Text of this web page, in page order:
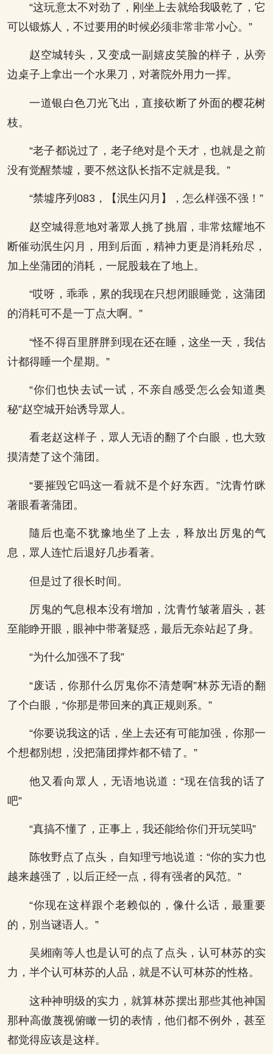
“这玩意太不对劲了，刚坐上去就给我吸乾了，它
可以锻炼人，不过要用的时候必须非常非常小心。”
赵空城转头，又变成一副嬉皮笑脸的样子，从旁
边桌子上拿出一个水果刀，对著院外用力一挥。
一道银白色刀光飞出，直接砍断了外面的樱花树
枝。
“老子都说过了，老子绝对是个天才，也就是之前
没有觉醒禁墟，要不然这队长指不定就是我。”
“禁墟序列083，【泯生闪月】，怎么样强不强！”
赵空城得意地对著眾人挑了挑眉，非常炫耀地不
断催动泯生闪月，用到后面，精神力更是消耗殆尽，
加上坐蒲团的消耗，一屁股栽在了地上。
“哎呀，乖乖，累的我现在只想闭眼睡觉，这蒲团
的消耗可不是一丁点大啊。”
“怪不得百里胖胖到现在还在睡，这坐一天，我估
计都得睡一个星期。”
“你们也快去试一试，不亲自感受怎么会知道奥
秘”赵空城开始诱导眾人。
看老赵这样子，眾人无语的翻了个白眼，也大致
摸清楚了这个蒲团。
“要摧毁它吗这一看就不是个好东西。”沈青竹眯
著眼看著蒲团。
隨后也毫不犹豫地坐了上去，释放出厉鬼的气
息，眾人连忙后退好几步看著。
但是过了很长时间。
厉鬼的气息根本没有增加，沈青竹皱著眉头，甚
至能睁开眼，眼神中带著疑惑，最后无奈站起了身。
“为什么加强不了我”
“废话，你那什么厉鬼你不清楚啊”林苏无语的翻
了个白眼，“你那是带回来的真正规则系。”
“你要说我这的话，坐上去还有可能加强，你那一
个想都別想，没把蒲团撑炸都不错了。”
他又看向眾人，无语地说道：“现在信我的话了
吧”
“真搞不懂了，正事上，我还能给你们开玩笑吗”
陈牧野点了点头，自知理亏地说道：“你的实力也
越来越强了，以后正经一点，得有强者的风范。”
“你现在这样跟个老赖似的，像什么话，最重要
的，別当谜语人。”
吴緗南等人也是认可的点了点头，认可林苏的实
力，半个认可林苏的人品，就是不认可林苏的性格。
这种神明级的实力，就算林苏摆出那些其他神国
那种高傲蔑视俯瞰一切的表情，他们都不例外，甚至
都觉得应该是这样。